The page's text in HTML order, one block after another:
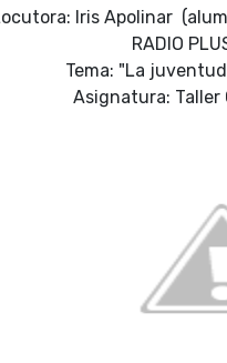
Iris Apolinar
RADIO
Tema: "La
Asignatura: Taller